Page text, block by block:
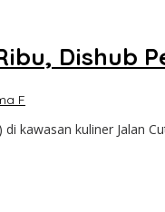
Dishub
F
kawasan kuliner Jalan